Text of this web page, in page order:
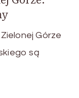
Górze
są